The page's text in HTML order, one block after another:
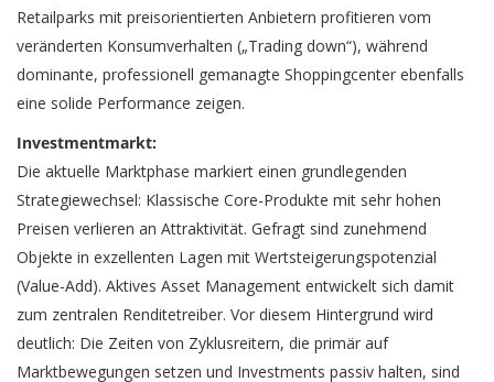
Retailparks mit preisorientierten Anbietern profitieren vom
veränderten Konsumverhalten („Trading down“), während
dominante, professionell gemanagte Shoppingcenter ebenfalls
eine solide Performance zeigen.
Investmentmarkt:
Die aktuelle Marktphase markiert einen grundlegenden
Strategiewechsel: Klassische Core-Produkte mit sehr hohen
Preisen verlieren an Attraktivität. Gefragt sind zunehmend
Objekte in exzellenten Lagen mit Wertsteigerungspotenzial
(Value-Add). Aktives Asset Management entwickelt sich damit
zum zentralen Renditetreiber. Vor diesem Hintergrund wird
deutlich: Die Zeiten von Zyklusreitern, die primär auf
Marktbewegungen setzen und Investments passiv halten, sind